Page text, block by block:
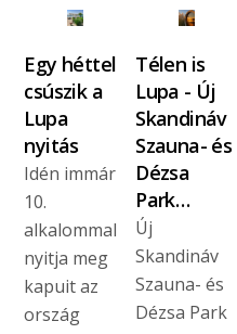
Egy héttel
csúszik a
Lupa
nyitás
Idén immár
10.
alkalommal
nyitja meg
kapuit az
ország
Télen is
Lupa - Új
Skandináv
Szauna- és
Dézsa
Park…
Új
Skandináv
Szauna- és
Dézsa Park